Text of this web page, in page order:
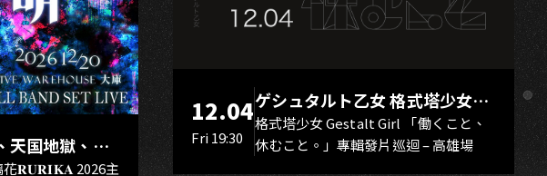
天国地獄、終
、無我夢
花𝐑𝐔𝐑𝐈𝐊𝐀 2026主
12.04
Fri 19:30
ゲシュタルト乙女 格式塔少女
Gestalt Girl
格式塔少女 Gestalt Girl 「働くこと、
休むこと。」專輯發片巡迴 – 高雄場